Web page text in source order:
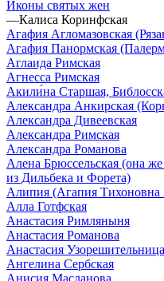
Иконы святых жен
—Калиса Коринфская
Агафия Агломазовская
Агафия Панормская
Аглаида Римская
Агнесса Римская
Акили́на Старшая,
Александра Анкирская
Александра Дивеевская
Александра Римская
Александра Романова
Алена Брюссельская (она
из Дильбека и Форета)
Алипия (Агапия Тихоновна
Алла Готфская
Анастасия Римляныня
Анастасия Романова
Анастасия Узорешительница
Ангелина Сербская
Анисия Масланова